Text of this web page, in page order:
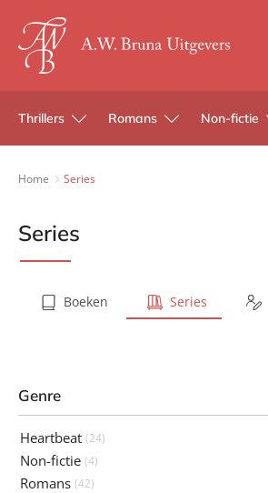
Thrillers Romans Non-fictie
Home Series
Series
Boeken Series
Genre
Heartbeat (24)
Non-fictie (4)
Romans (42)